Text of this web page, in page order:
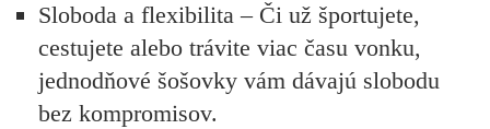
Sloboda a flexibilita – Či už športujete,
cestujete alebo trávite viac času vonku,
jednodňové šošovky vám dávajú slobodu
bez kompromisov.